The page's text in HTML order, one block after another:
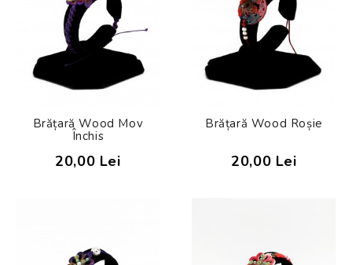
Brățară Wood Mov
Închis
20,00 Lei
Brățară Wood Roșie
20,00 Lei